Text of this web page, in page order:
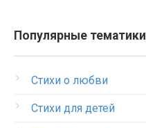
Популярные тематики
Стихи о любви
Стихи для детей